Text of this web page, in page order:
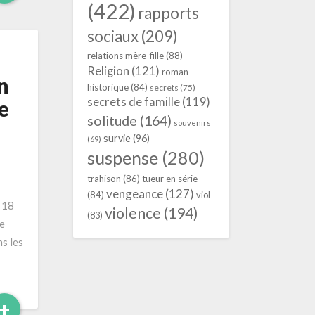
les
+Read
(422) rapports
sociaux(209)
relations mère-fille(88)
Religion (121) roman
historique(84) secrets (75)
secrets de famille(119)
solitude (164) souvenirs
(69) survie(96)
suspense(280)
trahison (86) tueur en série
(84) vengeance(127) viol
(83) violence (194)